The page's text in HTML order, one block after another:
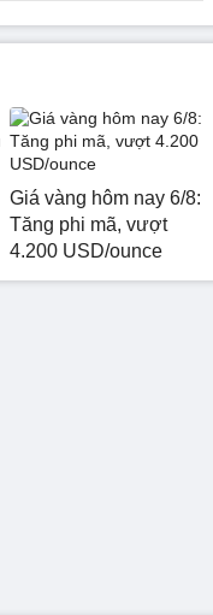
Giá vàng hôm nay 6/8:
Tăng phi mã, vượt
4.200 USD/ounce